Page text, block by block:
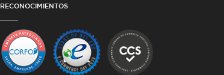
RECONOCIMIENTOS